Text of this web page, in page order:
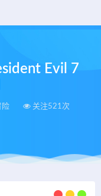
Evil 7
关注521次